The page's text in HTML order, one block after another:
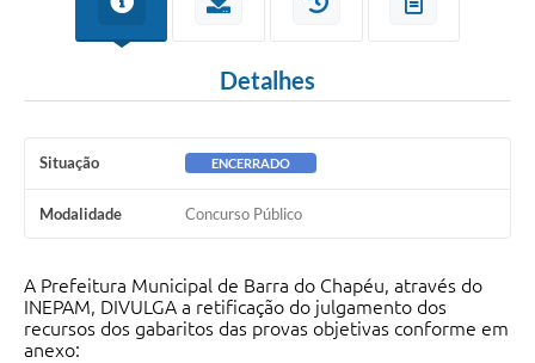
Detalhes
Situação ENCERRADO
Modalidade Concurso Público
A Prefeitura Municipal de Barra do Chapéu, através do
INEPAM, DIVULGA a retificação do julgamento dos
recursos dos gabaritos das provas objetivas conforme em
anexo: